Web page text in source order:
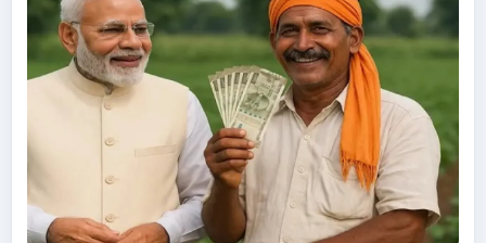
Gallery
Videos